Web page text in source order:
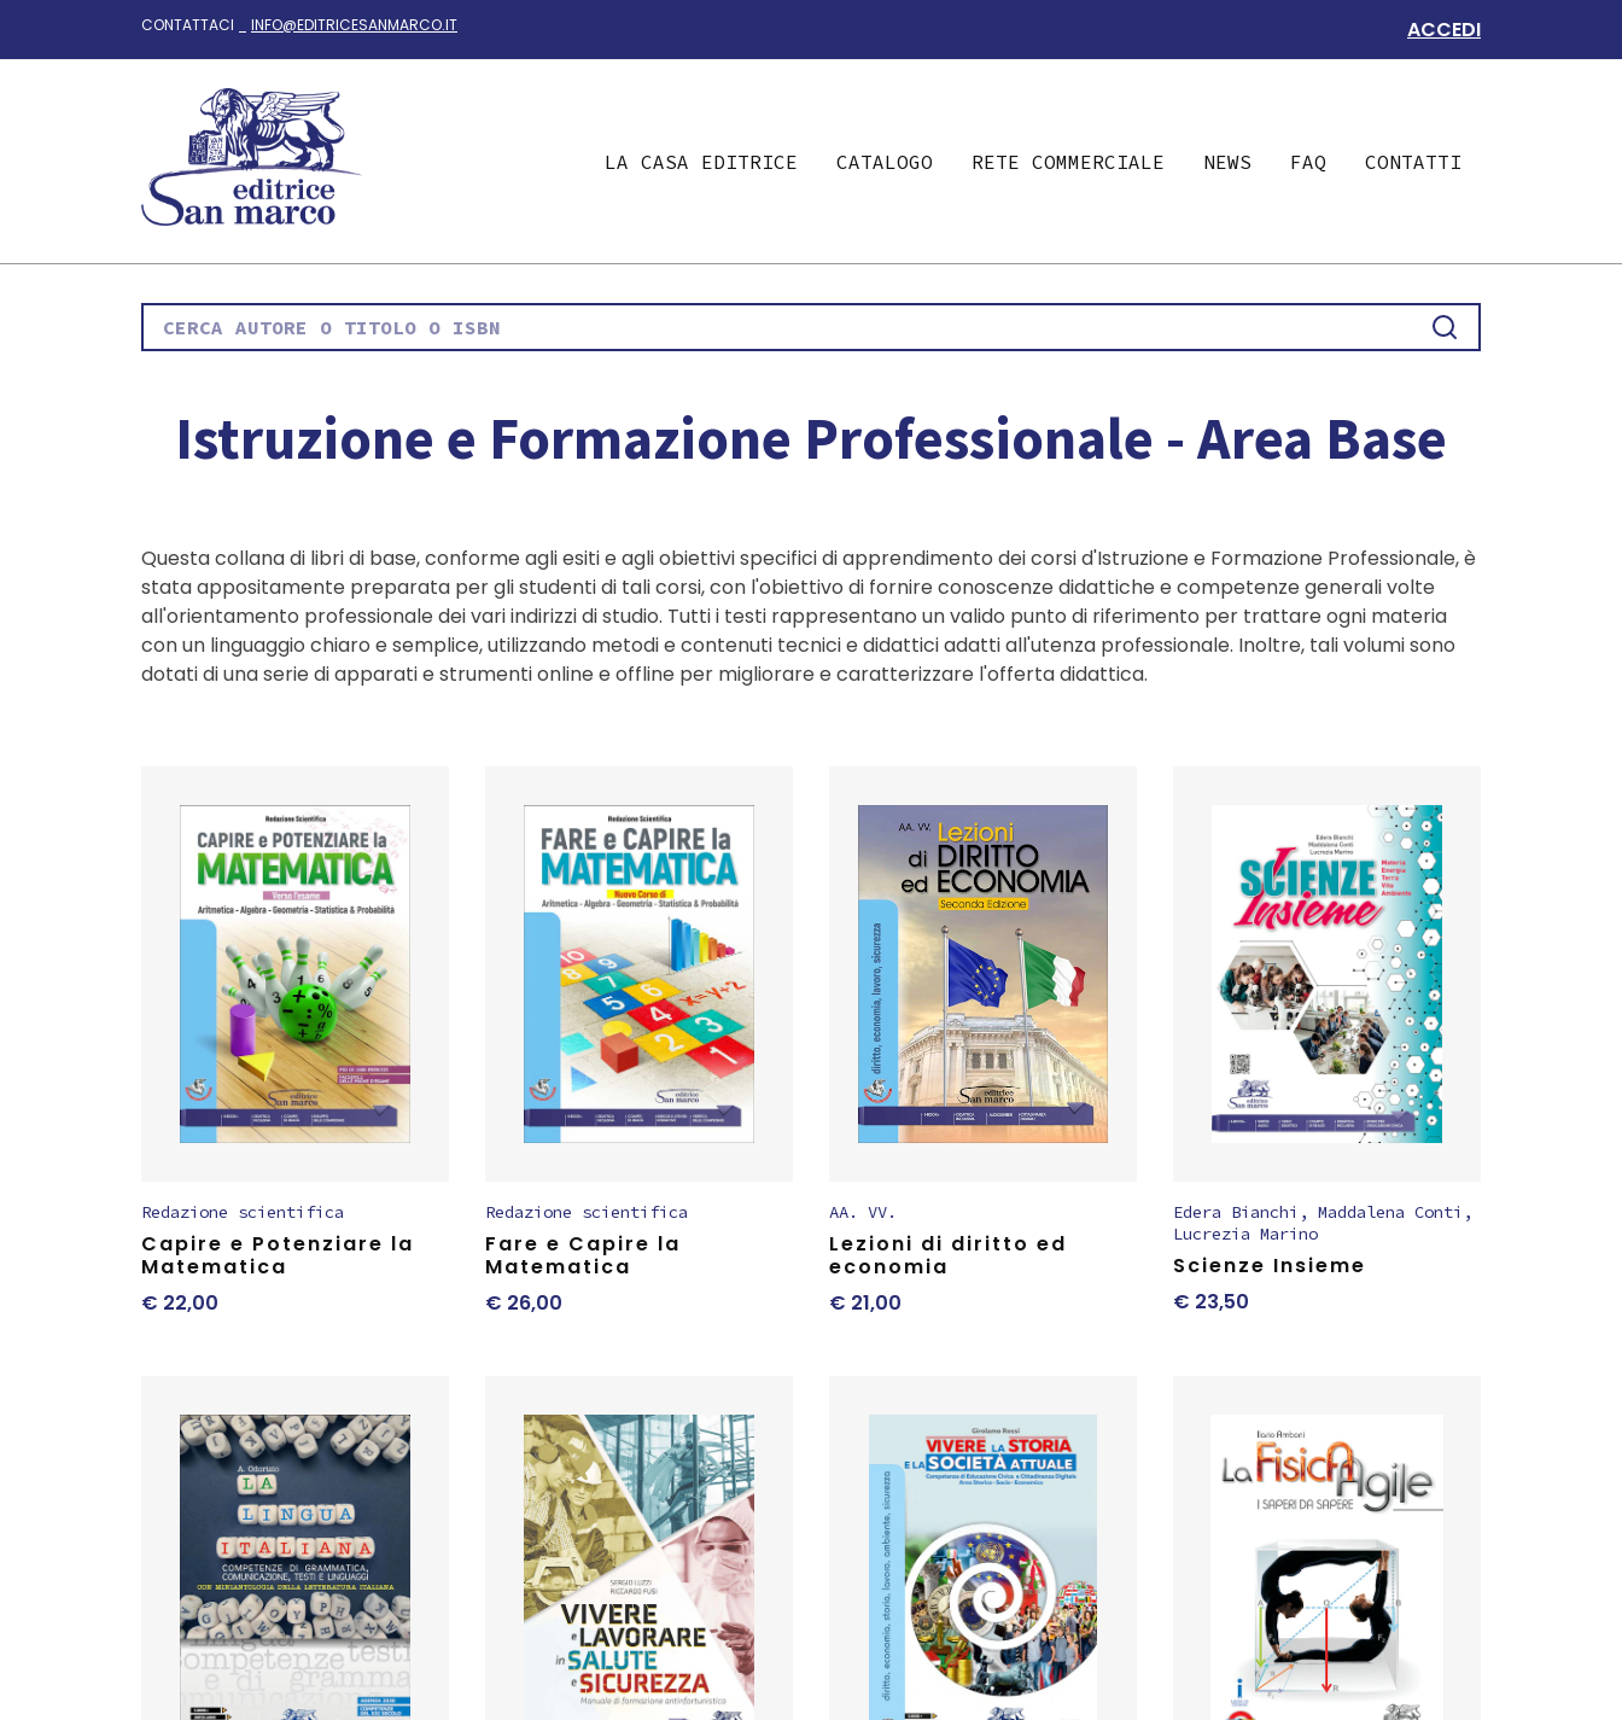
CONTATTACI _ INFO@EDITRICESANMARCO.IT ACCEDI
LA CASA EDITRICE CATALOGO RETE COMMERCIALE NEWS FAQ CONTATTI
Istruzione e Formazione Professionale - Area Base
Questa collana di libri di base, conforme agli esiti e agli obiettivi specifici di apprendimento dei corsi d'Istruzione e Formazione Professionale, è
stata appositamente preparata per gli studenti di tali corsi, con l'obiettivo di fornire conoscenze didattiche e competenze generali volte
all'orientamento professionale dei vari indirizzi di studio. Tutti i testi rappresentano un valido punto di riferimento per trattare ogni materia
con un linguaggio chiaro e semplice, utilizzando metodi e contenuti tecnici e didattici adatti all'utenza professionale. Inoltre, tali volumi sono
dotati di una serie di apparati e strumenti online e offline per migliorare e caratterizzare l'offerta didattica.
Redazione scientifica
Capire e Potenziare la
Matematica
€ 22,00
Redazione scientifica
Fare e Capire la
Matematica
€ 26,00
AA. VV.
Lezioni di diritto ed
economia
€ 21,00
Edera Bianchi , Maddalena Conti ,
Lucrezia Marino
Scienze Insieme
€ 23,50